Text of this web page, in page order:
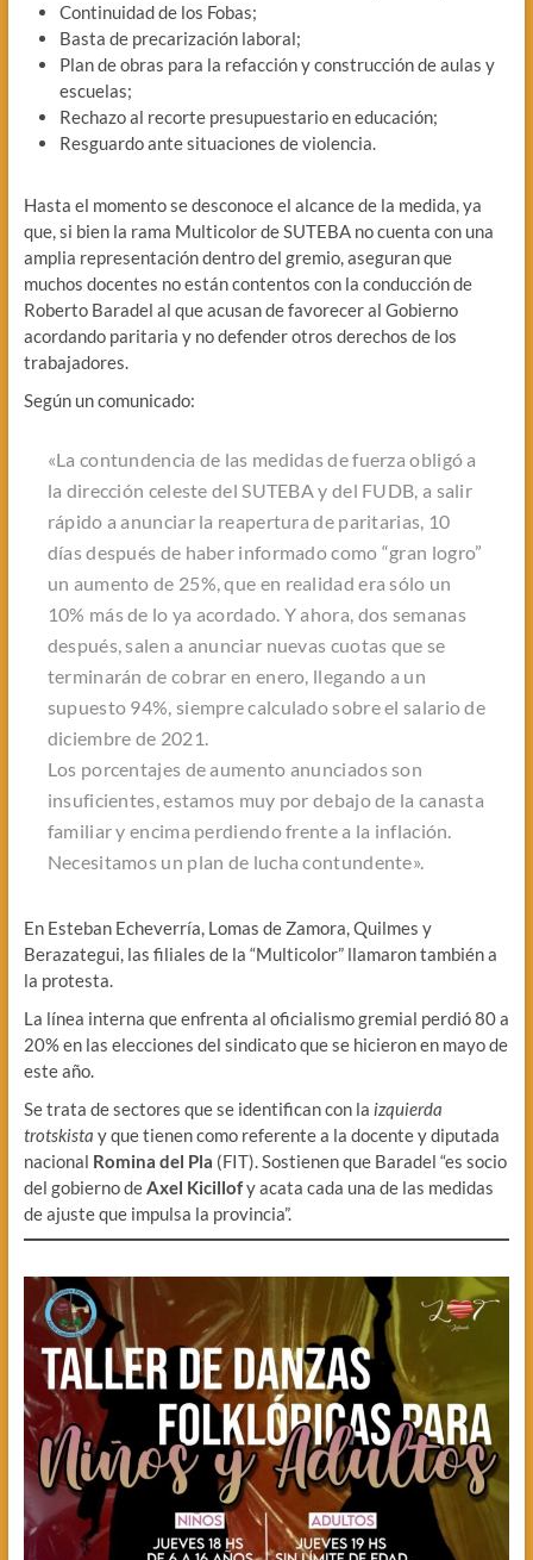
Continuidad de los Fobas;
Basta de precarización laboral;
Plan de obras para la refacción y construcción de aulas y
escuelas;
Rechazo al recorte presupuestario en educación;
Resguardo ante situaciones de violencia.
Hasta el momento se desconoce el alcance de la medida, ya
que, si bien la rama Multicolor de SUTEBA no cuenta con una
amplia representación dentro del gremio, aseguran que
muchos docentes no están contentos con la conducción de
Roberto Baradel al que acusan de favorecer al Gobierno
acordando paritaria y no defender otros derechos de los
trabajadores.
Según un comunicado:
«La contundencia de las medidas de fuerza obligó a
la dirección celeste del SUTEBA y del FUDB, a salir
rápido a anunciar la reapertura de paritarias, 10
días después de haber informado como “gran logro”
un aumento de 25%, que en realidad era sólo un
10% más de lo ya acordado. Y ahora, dos semanas
después, salen a anunciar nuevas cuotas que se
terminarán de cobrar en enero, llegando a un
supuesto 94%, siempre calculado sobre el salario de
diciembre de 2021.
Los porcentajes de aumento anunciados son
insuficientes, estamos muy por debajo de la canasta
familiar y encima perdiendo frente a la inflación.
Necesitamos un plan de lucha contundente».
En Esteban Echeverría, Lomas de Zamora, Quilmes y
Berazategui, las filiales de la “Multicolor” llamaron también a
la protesta.
La línea interna que enfrenta al oficialismo gremial perdió 80 a
20% en las elecciones del sindicato que se hicieron en mayo de
este año.
Se trata de sectores que se identifican con la izquierda
trotskista y que tienen como referente a la docente y diputada
nacional Romina del Pla (FIT). Sostienen que Baradel “es socio
del gobierno deAxel Kicillofy acata cada una de las medidas
de ajuste que impulsa la provincia”.